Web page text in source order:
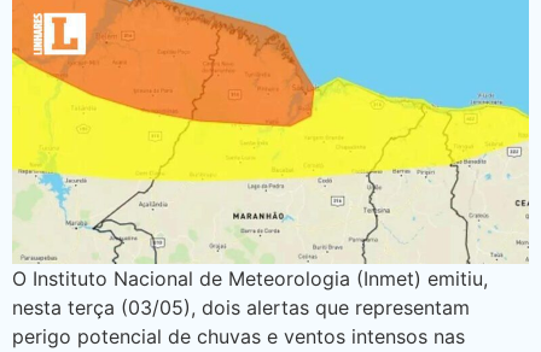
O Instituto Nacional de Meteorologia (Inmet) emitiu,
nesta terça (03/05), dois alertas que representam
perigo potencial de chuvas e ventos intensos nas